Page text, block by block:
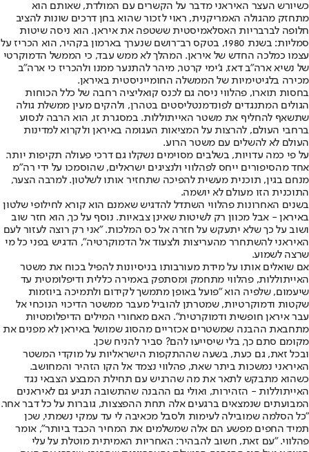
כשיורש העצר האיראני מדבר על הקשרים עם המולדת, שאותם הוא
מתחזק מהגולה האמריקנית, ראוי לזכור שהוא בחן דרכים שונות להציב
חלופה לברבריות האסלאמיסטית ששטפה את איראן. הוא ניסה שיטות
סמליות: בשנת 1980, בטקס רב־רושם שנערך בארמון בקהיר, הוא הכריז על
עצמו כמלכה החדש של איראן. המהלך לא ממש עבד, כי הממשל הדמוקרטי
של נשיא ארה"ב דאז, ג'ימי קרטר, מיהר להתנער ממנו ולהכריז כי ארה"ב
מכירה בלגיטימיות של הממשלה החומייניסטית באיראן.
בחסות תוארו, פהלווי ניסה גם לכנס קואליציה רחבה של כלל הכוחות
הגולים המתנגדים לפונדמנטליסטים בטהרן, ולהקים מעין ממשלת גולה
שתשאף להחליף את משטר האייתוללות. במסגרת זו, הוא הרבה לנסוע
ברחבי העולם, להרצות על המציאות העגומה באיראן ולקרוא למדינות
העולם לא להשלים עם משטר הרוע.
על פי כמה עדויות, בשלבים מסוימים נשקלו גם דרכי פעולה תקיפות יותר.
אחד מהסיפורים ייחס לפהלווי ולנציגים ישראלים, שהוסמכו על ידי רה"מ
מנחם בגין, תוכנית מעשית להפיכה שתחזיר אותו לשלטון. למרבה הצער,
התוכנית הזו מעולם לא יושמה.
בשנים האחרונות פהלווי השתדל להדגיש שאמנם הוא קורא לחילופי שלטון
באיראן - אבל מכוון רק לשיטות שאינן צבאיות. נוסף על כך, הוא חזר שוב
ושוב על כך שלא יתעקש על חזרה אל כס המלכות. "אני רק רוצה לעזור לעם
האיראני להשתחרר מהעריצות ולצעוד אל הדמוקרטיה", הדגיש בפני כל מי
שרצה לשמוע.
אם שואלים אותו על מידת מעורבותו בניסיונות להפיל בכוח את משטר
האייתוללות, פהלווי מתחמק ומסתפק באמירה כללית ודיפלומטית עד
שיעמום, שלפיה הוא "פועל באופן מתמשך לקידום ולתמיכה ביוזמות
שקטות ודמוקרטיות, שמטרתן להוביל מעבר ממשטר הדיכוי הנוכחי אל
עבר איראן חופשית ודמוקרטית". האם מאחורי המילים הדיפלומטיות
מתחבאת ההבנה שמשטרים אכזריים מהסוג שמושל באיראן לא מפנים את
מקומם סתם כך, בלי שיסייעו להם? סביר להניח שכן.
ובכל זאת, גם כעת, בשעה שההתקפות הישראליות על מוקדי המשטר
האיראני נמשכות ביתר שאת, פהלווי נצמד אל הקו הזהיר והמחושב.
כשהוא מתבקש לתאר את מה שהרגיש עם תחילת המבצע הצבאי נגד
האייתוללות - הזהירות, ואולי גם ההבנה שהתשובה תגיע גם לאיראנים
המבועתים שנמצאים ברגעים אלה תחת ההפצצות, גוברות על כל דבר אחר.
"כל הסלמה שמובילה לעימות ולסבל מכאיבה לי עד עמקי נשמתי, שכן
תמיד החפים מפשע הם אלה שמשלמים את המחיר הכבד ביותר", אומר
פהלווי. "עם זאת, חשוב להבהיר: האחריות האמיתית מוטלת על עלי